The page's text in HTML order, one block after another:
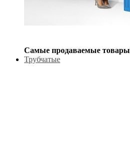
Самые продаваемые товары
Трубчатые